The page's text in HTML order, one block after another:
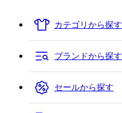
カテゴリから探す
ブランドから探す
セールから探す